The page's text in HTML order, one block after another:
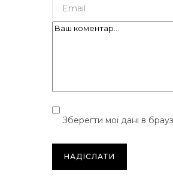
Зберегти мої дані в